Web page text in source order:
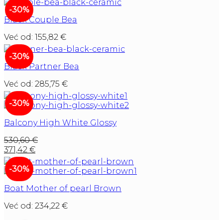
-30%
Black Couple Bea
Već od: 155,82 €
-30%
Black Partner Bea
Već od: 285,75 €
-30%
Balcony High White Glossy
530,60€
371,42 €
-30%
Boat Mother of pearl Brown
Već od: 234,22 €